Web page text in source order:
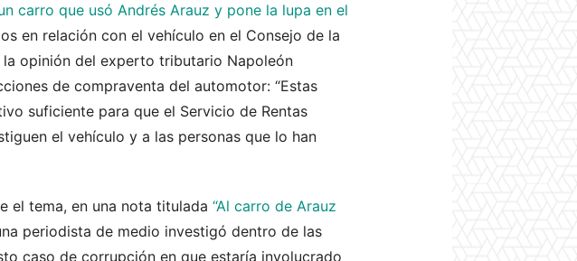
carro que usó Andrés Arauz y pone la lupa en el
en relación con el vehículo en el Consejo de la
opinión del experto tributario Napoleón
de compraventa del automotor: “Estas
suficiente para que el Servicio de Rentas
el vehículo y a las personas que lo han
el tema, en una nota titulada “Al carro de Arauz
periodista de medio investigó dentro de las
caso de corrupción en que estaría involucrado